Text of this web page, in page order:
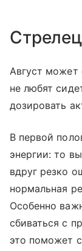
Стрелец
Август может
не любят
дозировать
В первой
энергии: то
вдруг резко
нормальная
Особенно
сбиваться с
это поможет